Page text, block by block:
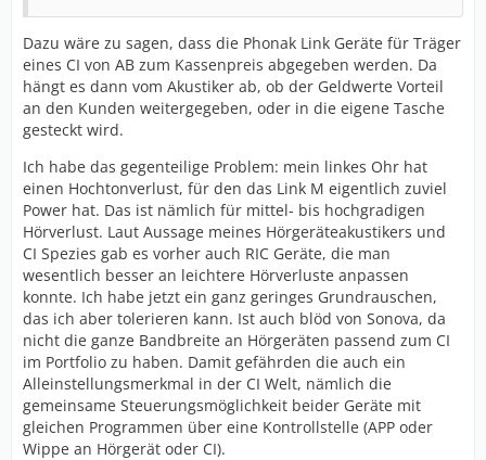
Dazu wäre zu sagen, dass die Phonak Link Geräte für Träger
eines CI von AB zum Kassenpreis abgegeben werden. Da
hängt es dann vom Akustiker ab, ob der Geldwerte Vorteil
an den Kunden weitergegeben, oder in die eigene Tasche
gesteckt wird.
Ich habe das gegenteilige Problem: mein linkes Ohr hat
einen Hochtonverlust, für den das Link M eigentlich zuviel
Power hat. Das ist nämlich für mittel- bis hochgradigen
Hörverlust. Laut Aussage meines Hörgeräteakustikers und
CI Spezies gab es vorher auch RIC Geräte, die man
wesentlich besser an leichtere Hörverluste anpassen
konnte. Ich habe jetzt ein ganz geringes Grundrauschen,
das ich aber tolerieren kann. Ist auch blöd von Sonova, da
nicht die ganze Bandbreite an Hörgeräten passend zum CI
im Portfolio zu haben. Damit gefährden die auch ein
Alleinstellungsmerkmal in der CI Welt, nämlich die
gemeinsame Steuerungsmöglichkeit beider Geräte mit
gleichen Programmen über eine Kontrollstelle (APP oder
Wippe an Hörgerät oder CI).